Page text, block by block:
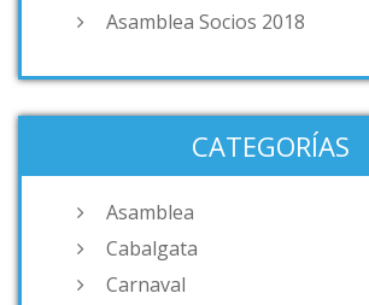
Asamblea Socios 2018
CATEGORÍAS
Asamblea
Cabalgata
Carnaval